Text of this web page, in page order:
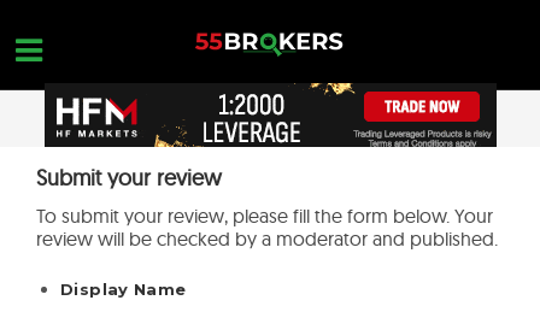
content
STARTSEITE
FOREX BROKER BEWERTUNGEN
OPEN A FREE ACCOUNT
Nothing found...
Submit your review
To submit your review, please fill the form below. Your
review will be checked by a moderator and published.
Display Name